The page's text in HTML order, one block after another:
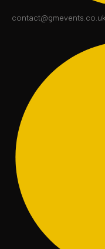
contact@gmevents.co.uk